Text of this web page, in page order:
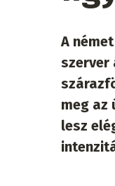
A
szerver
meg az
lesz